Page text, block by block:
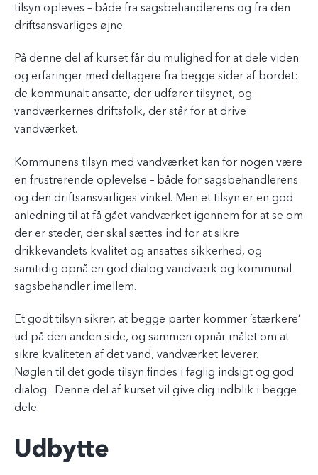
tilsyn opleves – både fra sagsbehandlerens og fra den
driftsansvarliges øjne.
På denne del af kurset får du mulighed for at dele viden
og erfaringer med deltagere fra begge sider af bordet:
de kommunalt ansatte, der udfører tilsynet, og
vandværkernes driftsfolk, der står for at drive
vandværket.
Kommunens tilsyn med vandværket kan for nogen være
en frustrerende oplevelse – både for sagsbehandlerens
og den driftsansvarliges vinkel. Men et tilsyn er en god
anledning til at få gået vandværket igennem for at se om
der er steder, der skal sættes ind for at sikre
drikkevandets kvalitet og ansattes sikkerhed, og
samtidig opnå en god dialog vandværk og kommunal
sagsbehandler imellem.
Et godt tilsyn sikrer, at begge parter kommer ’stærkere’
ud på den anden side, og sammen opnår målet om at
sikre kvaliteten af det vand, vandværket leverer.
Nøglen til det gode tilsyn findes i faglig indsigt og god
dialog. Denne del af kurset vil give dig indblik i begge
dele.
Udbytte